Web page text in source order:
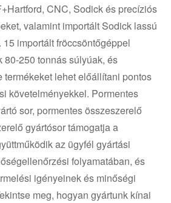
CNC, Sodick és precíziós
valamint importált Sodick lassú
importált fröccsöntőgéppel
80-250 tonnás súlyúak, és
lehet előállítani pontos
követelményekkel. Pormentes
sor, pormentes összeszerelő
gyártósor támogatja a
az ügyfél gyártási
folyamatában, és
igényeinek és minőségi
meg, hogyan gyártunk kínai